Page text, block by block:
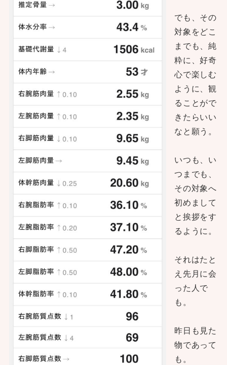
でも、その
対象をどこ
までも、純
粋に、好奇
心で楽しむ
ように、観
ることがで
きたらいい
なと願う。
いつも、い
つまでも、
その対象へ
初めまして
と挨拶をす
るように。
それはたと
え先月に会
った人で
も。
昨日も見た
物であって
も。